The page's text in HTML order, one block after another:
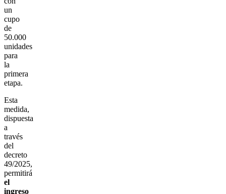
un
cupo
de
50.000
unidades
para
la
primera
etapa.
Esta
medida,
dispuesta
a
través
del
decreto
49/2025,
permitirá
el
ingreso